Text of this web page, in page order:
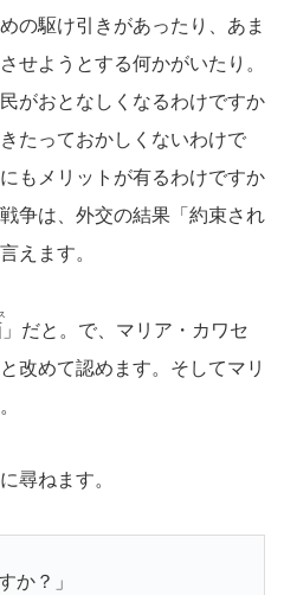
の駆け引きがあったり、あま
せようとする何かがいたり。
がおとなしくなるわけですか
たっておかしくないわけで
もメリットが有るわけですか
争は、外交の結果「約束され
えます。
」だと。で、マリア・カワセ
改めて認めます。そしてマリ
尋ねます。
か？」